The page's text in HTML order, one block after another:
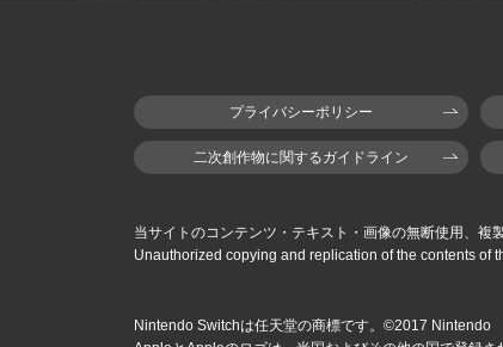
プライバシーポリシー
二次創作物に関するガイドライン
当サイトのコンテンツ・テキスト・画像の無断使用、複
Unauthorized copying and replication of the contents of
Nintendo Switchは任天堂の商標です。©2017 Nintendo